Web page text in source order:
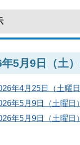
5月9日（土
年4月25日（土曜
年5月9日（土曜日
年5月9日（土曜日